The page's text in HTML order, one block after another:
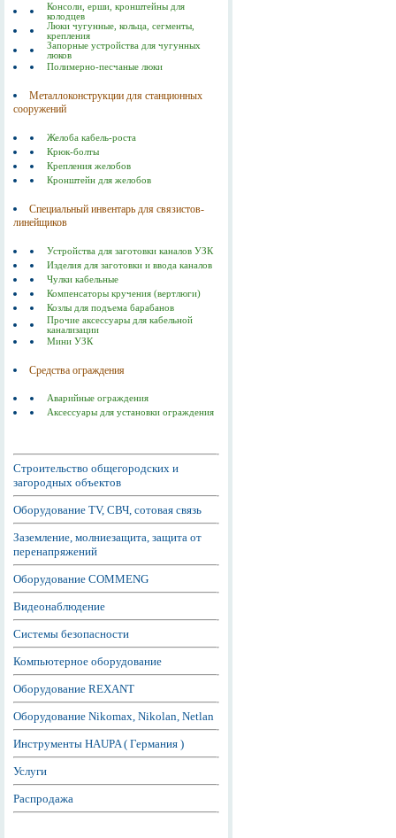
Консоли, ерши, кронштейны для
колодцев
Люки чугунные, кольца, сегменты,
крепления
Запорные устройства для чугунных
люков
Полимерно-песчаные люки
Металлоконструкции для станционных
сооружений
Желоба кабель-роста
Крюк-болты
Крепления желобов
Кронштейн для желобов
Специальный инвентарь для связистов-
линейщиков
Устройства для заготовки каналов УЗК
Изделия для заготовки и ввода каналов
Чулки кабельные
Компенсаторы кручения (вертлюги)
Козлы для подъема барабанов
Прочие аксессуары для кабельной
канализации
Мини УЗК
Средства ограждения
Аварийные ограждения
Аксессуары для установки ограждения
Строительство общегородских и
загородных объектов
Оборудование TV, СВЧ, сотовая связь
Заземление, молниезащита, защита от
перенапряжений
Оборудование COMMENG
Видеонаблюдение
Системы безопасности
Компьютерное оборудование
Оборудование REXANT
Оборудование Nikomax, Nikolan, Netlan
Инструменты HAUPA ( Германия )
Услуги
Распродажа